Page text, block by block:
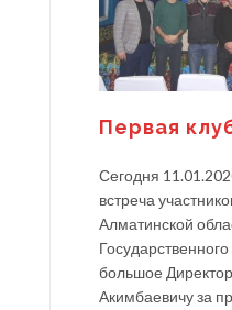
Первая
Сегодня
встреча
Алматинской
большое
Акимбаевичу за